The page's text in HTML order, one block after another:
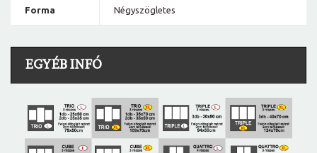
Forma Négyszögletes
EGYÉB INFÓ